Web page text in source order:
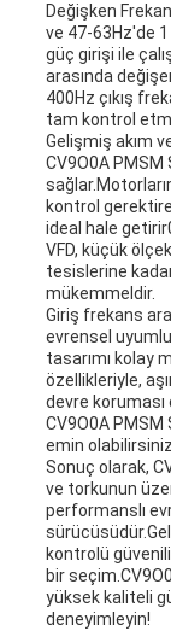
Değişken
ve 47-63Hz'de
güç girişi ile
arasında
400Hz çıkış
tam kontrol
Gelişmiş akım
CV9O0A PMSM
kontrol
ideal hale
VFD, küçük
tesislerine
mükemmeldir.
Giriş frekans
evrensel
tasarımı kolay
özellikleriyle,
devre koruması
CV9O0A
emin
Sonuç olarak,
ve torkunun
performanslı
kontrolü
bir
yüksek kaliteli
deneyimleyin!